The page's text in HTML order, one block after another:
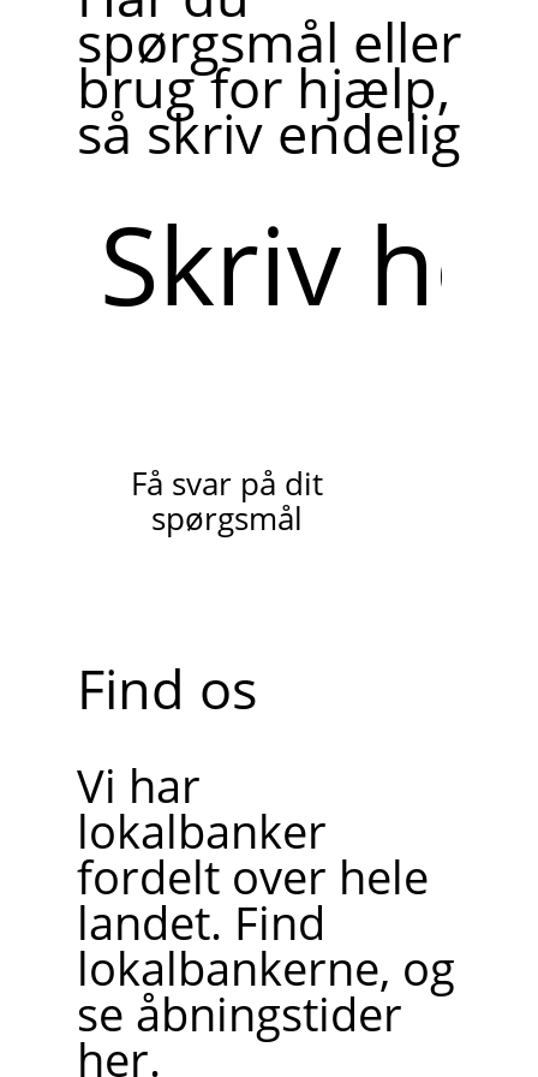
spørgsmål eller
brug for hjælp,
så skriv endelig
her
Få svar på dit
spørgsmål
Find os
Vi har
lokalbanker
fordelt over hele
landet. Find
lokalbankerne, og
se åbningstider
her.